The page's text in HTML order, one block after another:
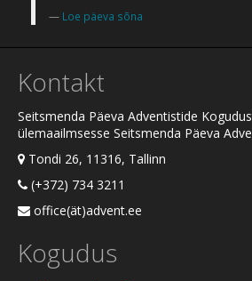
Loe päeva sõna
Kontakt
Seitsmenda Päeva Adventistide
ülemaailmsesse Seitsmenda Päeva
Tondi 26, 11316, Tallinn
(+372) 734 3211
office(ät)advent.ee
Kogudus